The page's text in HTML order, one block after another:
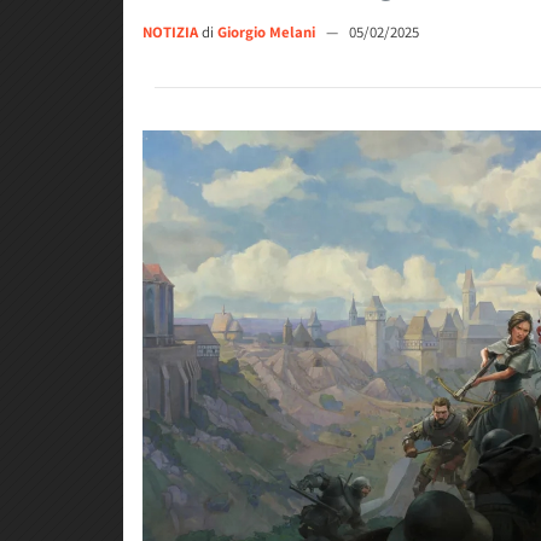
NOTIZIAdi Giorgio Melani — 05/02/2025